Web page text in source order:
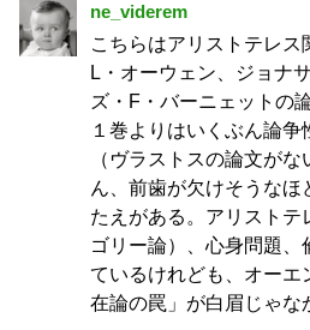
ne_viderem
こちらはアリストテレス
L・オーウェン、ジョナ
ズ・F・バーニェットの
１巻よりはいくぶん論
（ヴラストスの論文が
ん、前歯が欠けそうな
たえがある。アリストテ
ゴリー論）、心身問題、
ているけれども、オーエ
在論の罠」が白眉じゃな